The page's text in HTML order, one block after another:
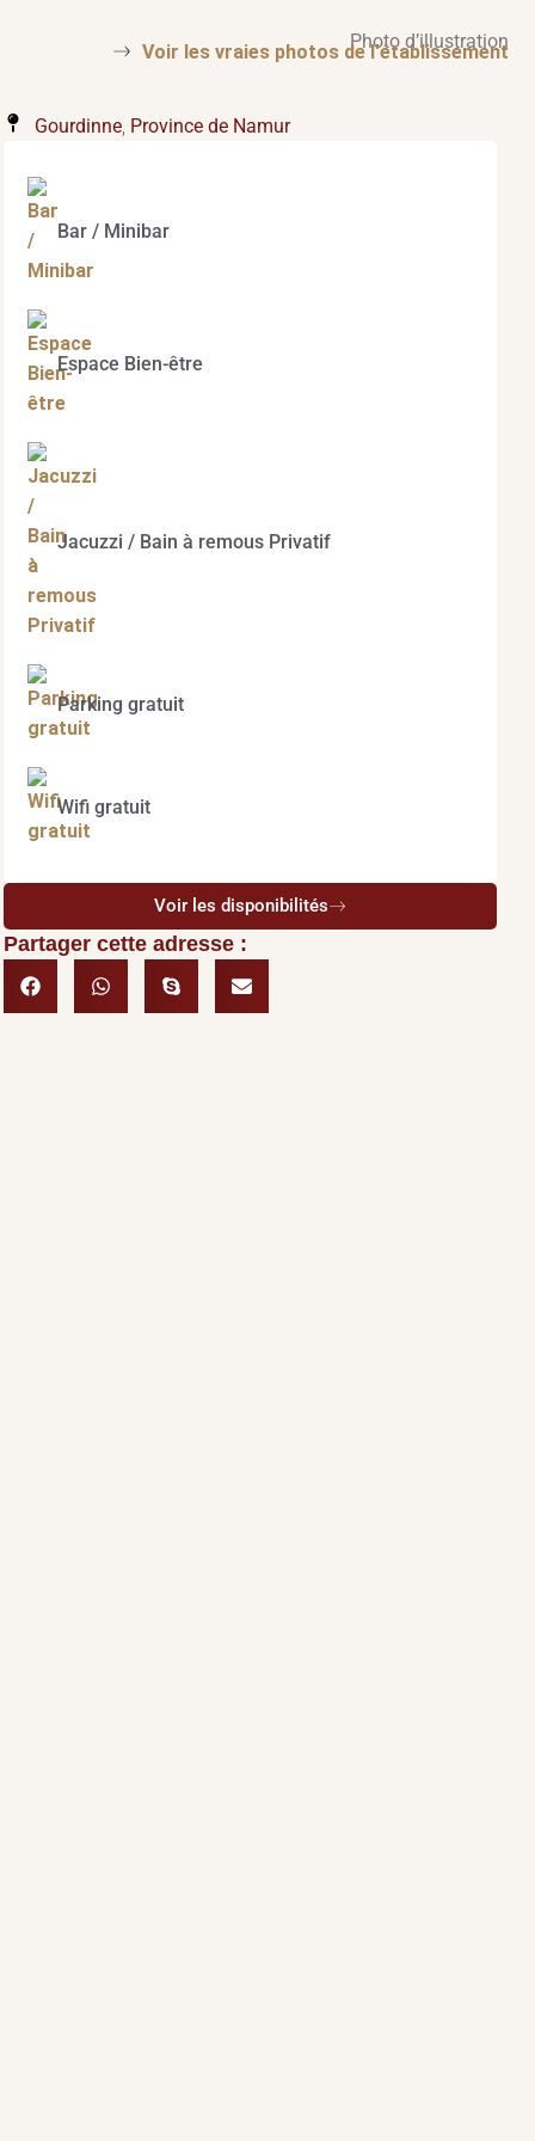
Photo d’illustration
Voir les vraies photos de l'établissement
Gourdinne, Province de Namur
Bar / Minibar
Espace Bien-être
Jacuzzi / Bain à remous Privatif
Parking gratuit
Wifi gratuit
Voir les disponibilités
Partager cette adresse :